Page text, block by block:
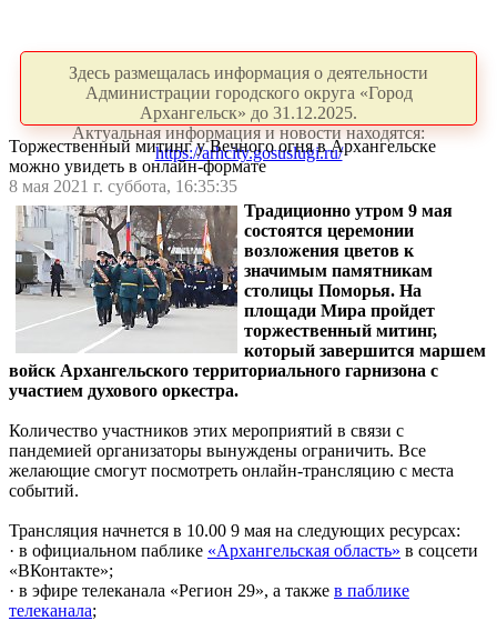
Здесь размещалась информация о деятельности
Администрации городского округа «Город
Архангельск» до 31.12.2025.
Актуальная информация и новости находятся:
https://arhcity.gosuslugi.ru/
Торжественный митинг у Вечного огня в Архангельске
можно увидеть в онлайн-формате
8 мая 2021 г. суббота, 16:35:35
Традиционно утром 9 мая
состоятся церемонии
возложения цветов к
значимым памятникам
столицы Поморья. На
площади Мира пройдет
торжественный митинг,
который завершится маршем
войск Архангельского территориального гарнизона с
участием духового оркестра.
Количество участников этих мероприятий в связи с
пандемией организаторы вынуждены ограничить. Все
желающие смогут посмотреть онлайн-трансляцию с места
событий.
Трансляция начнется в 10.00 9 мая на следующих ресурсах:
· в официальном паблике «Архангельская область» в соцсети
«ВКонтакте»;
· в эфире телеканала «Регион 29», а также в паблике
телеканала;